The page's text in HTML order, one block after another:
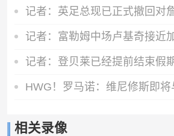
相关录像